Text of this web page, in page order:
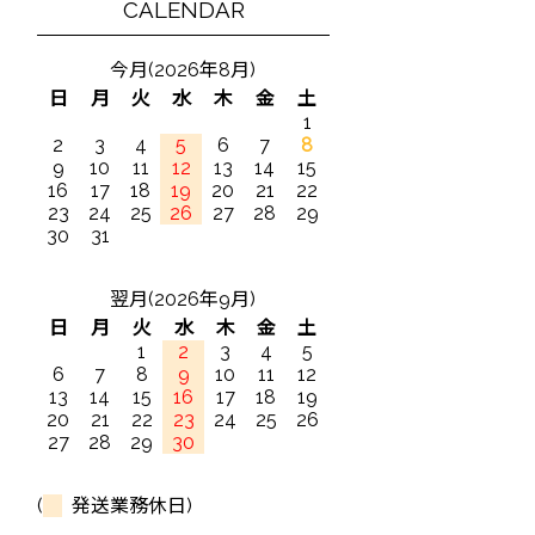
CALENDAR
今月(2026年8月)
日
月 火 水 木 金
土
1
2
3 4 5 6 7
8
9
10 11 12 13 14
15
16
17 18 19 20 21
22
23
24 25 26 27 28
29
30
31
翌月(2026年9月)
日
月 火 水 木 金
土
1
2 3 4
5
6
7 8 9 10 11
12
13
14 15 16 17 18
19
20
21 22 23 24 25
26
27
28 29 30
( 発送業務休日)